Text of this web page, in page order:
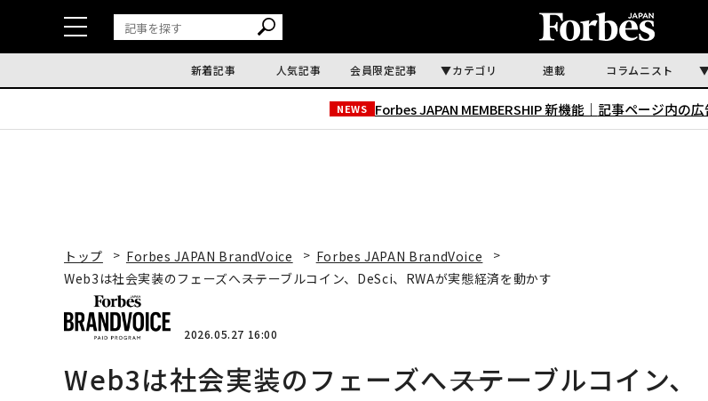
新着記事 人気記事 会員限定記事 カテゴリ 連載 コラムニスト
NEWS Forbes JAPAN MEMBERSHIP 新機能｜ 記事ページ内の
トップ Forbes JAPAN BrandVoice
Forbes JAPAN BrandVoice
Web3は社会実装のフェーズへ――ステーブルコイン、DeSci、RWAが実態経済を動かす
2026.05.27 16:00
Web3は社会実装のフェーズへ――ステーブルコイン、